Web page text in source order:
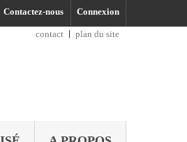
Connexion
Contactez-nous
contact
plan du site